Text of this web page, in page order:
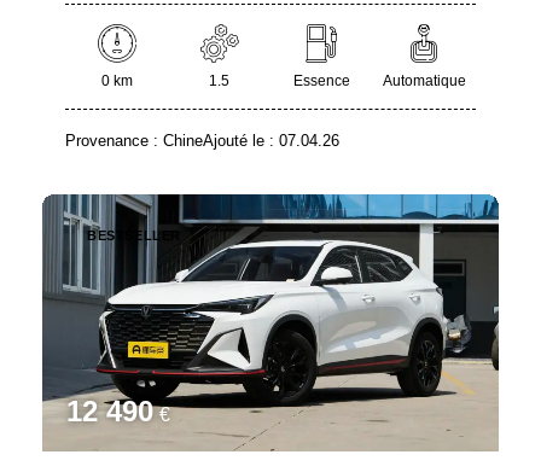
0 km 1.5 Essence Automatique
Provenance : ChineAjouté le : 07.04.26
BESTSELLER
12 490 €